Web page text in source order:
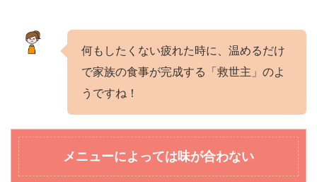
何もしたくない疲れた時に、温めるだけ
で家族の食事が完成する「救世主」のよ
うですね！
メニューによっては味が合わない